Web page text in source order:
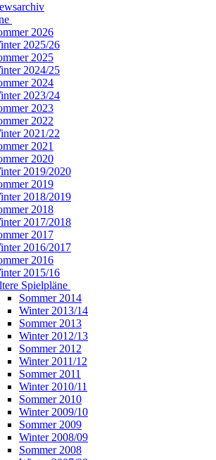
2026
2025/26
2025
2024/25
2024
2023/24
2023
2022
2021/22
2021
2020
2019/2020
2019
2018/2019
2018
2017/2018
2017
2016/2017
2016
2015/16
Spielpläne
Sommer 2014
Winter 2013/14
Sommer 2013
Winter 2012/13
Sommer 2012
Winter 2011/12
Sommer 2011
Winter 2010/11
Sommer 2010
Winter 2009/10
Sommer 2009
Winter 2008/09
Sommer 2008